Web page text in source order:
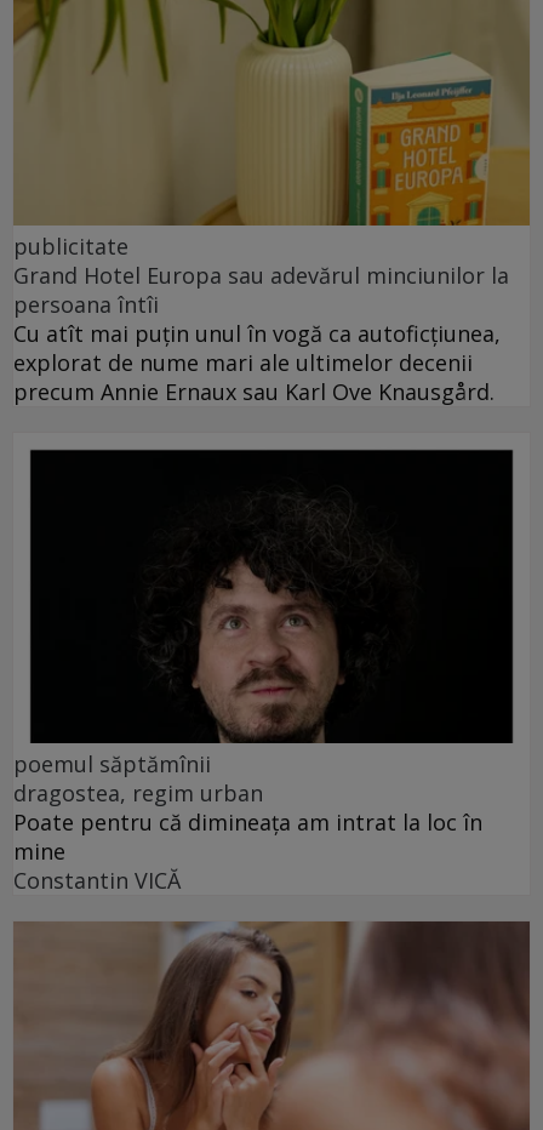
publicitate
Grand Hotel Europa sau adevărul minciunilor la
persoana întîi
Cu atît mai puțin unul în vogă ca autoficțiunea,
explorat de nume mari ale ultimelor decenii
precum Annie Ernaux sau Karl Ove Knausgård.
poemul săptămînii
dragostea, regim urban
Poate pentru că dimineața am intrat la loc în
mine
Constantin VICĂ